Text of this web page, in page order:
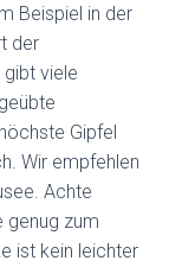
Beispiel in der
der
gibt viele
Gipfel
Wir empfehlen
Achte
genug zum
ist kein leichter